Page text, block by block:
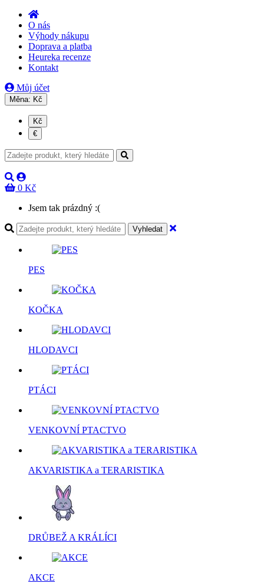
O nás
Výhody nákupu
Doprava a platba
Heureka recenze
Kontakt
Můj účet
Měna: Kč
Kč
€
0 Kč
Jsem tak prázdný :(
Vyhledat
PES
KOČKA
HLODAVCI
PTÁCI
VENKOVNÍ PTACTVO
AKVARISTIKA a TERARISTIKA
DRŮBEŽ A KRÁLÍCI
AKCE